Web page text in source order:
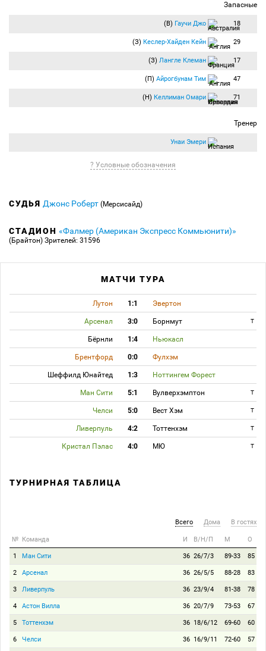
Запасные
(В) Гаучи Джо 18
(З) Кеслер-Хайден Кейн 29
(З) Лангле Клеман 17
(П) Айрогбунам Тим 47
(Н) Келлиман Омари 71
Тренер
Унаи Эмери
? Условные обозначения
СУДЬЯ Джонс Роберт (Мерсисайд)
СТАДИОН «Фалмер (Американ Экспресс Коммьюнити)»
(Брайтон) Зрителей: 31596
МАТЧИ ТУРА
Лутон 1:1 Эвертон
Арсенал 3:0 Борнмут T
Бёрнли 1:4 Ньюкасл
Брентфорд 0:0 Фулхэм
Шеффилд Юнайтед 1:3 Ноттингем Форест
Ман Сити 5:1 Вулверхэмптон T
Челси 5:0 Вест Хэм T
Ливерпуль 4:2 Тоттенхэм T
Кристал Пэлас 4:0 МЮ T
ТУРНИРНАЯ ТАБЛИЦА
Всего Дома В гостях
№ Команда И В/Н/П М О
1 Ман Сити 36 26/7/3 89-33 85
2 Арсенал 36 26/5/5 88-28 83
3 Ливерпуль 36 23/9/4 81-38 78
4 Астон Вилла 36 20/7/9 73-53 67
5 Тоттенхэм 36 18/6/12 69-60 60
6 Челси 36 16/9/11 72-60 57